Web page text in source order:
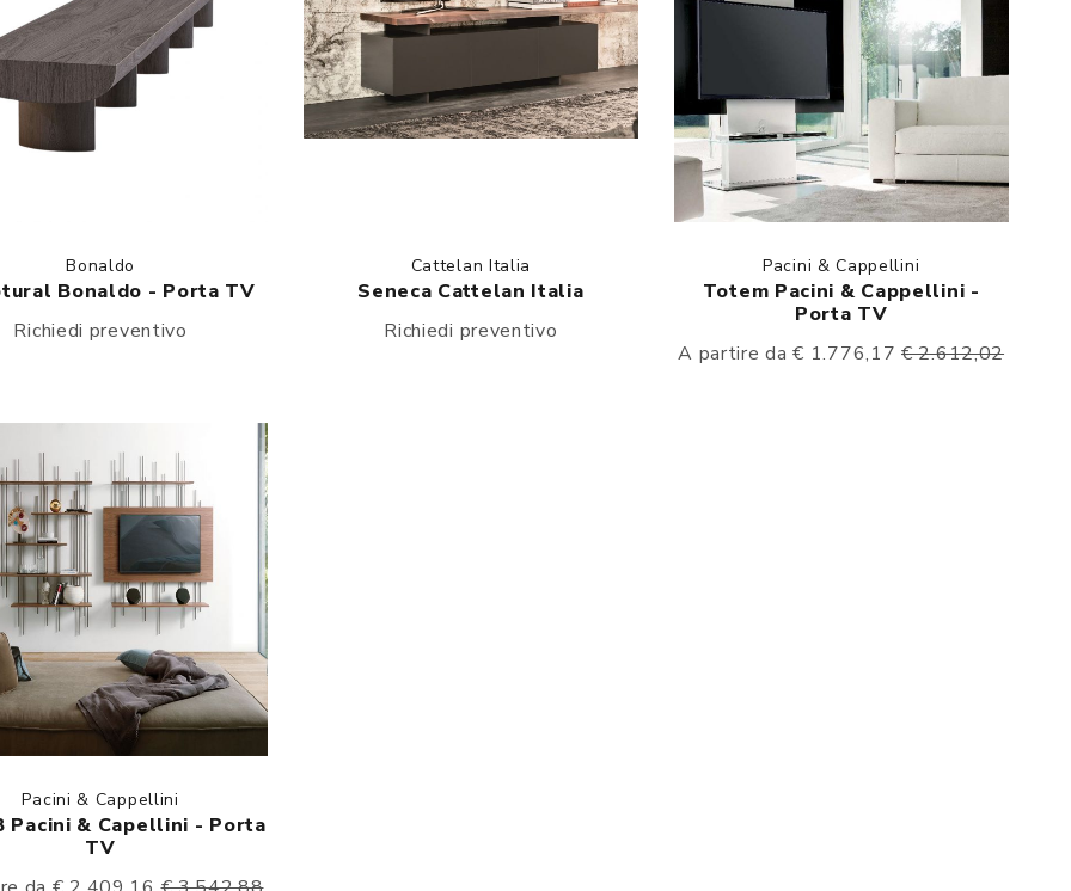
Bonaldo
Bonaldo - Porta TV
Richiedi preventivo
Cattelan Italia
Seneca Cattelan Italia
Richiedi preventivo
Pacini & Cappellini
Totem Pacini & Cappellini -
Porta TV
A partire da € 1.776,17€ 2.612,02
Pacini & Cappellini
Pacini & Capellini - Porta
TV